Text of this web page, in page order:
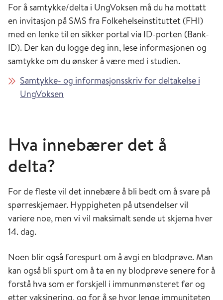
For å samtykke/delta i UngVoksen må du ha mottatt
en invitasjon på SMS fra Folkehelseinstituttet (FHI)
med en lenke til en sikker portal via ID-porten (Bank-
ID). Der kan du logge deg inn, lese informasjonen og
samtykke om du ønsker å være med i studien.
Samtykke- og informasjonsskriv for deltakelse i
UngVoksen
Hva innebærer det å
delta?
For de fleste vil det innebære å bli bedt om å svare på
spørreskjemaer. Hyppigheten på utsendelser vil
variere noe, men vi vil maksimalt sende ut skjema hver
14. dag.
Noen blir også forespurt om å avgi en blodprøve. Man
kan også bli spurt om å ta en ny blodprøve senere for å
forstå hva som er forskjell i immunmønsteret før og
etter vaksinering, og for å se hvor lenge immuniteten